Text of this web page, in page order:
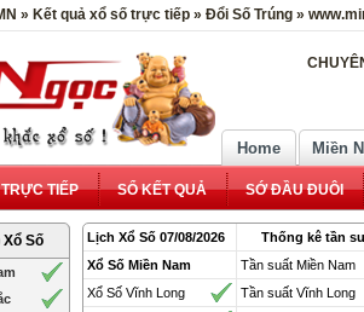
» Kết quả xổ số trực tiếp » Đổi Số Trúng »
Home Miền
TRỰC TIẾP SỔ KẾT QUẢ SỚ ĐẦU ĐUÔI
Số Lịch Xổ Số 07/08/2026
Thống kê tần
Xổ Số Miền Nam
Tần suất Miền Nam
Xổ Số Vĩnh Long
Tần suất Vĩnh Long